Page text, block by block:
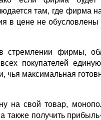
там, где фирма
в цене не
стремлении фирмы,
покупателей
чья максимальная
на свой товар,
также получить